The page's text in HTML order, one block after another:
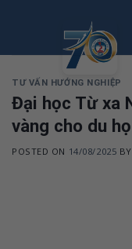
TƯ VẤN HƯỚNG NGHIỆP
Đại học Từ xa
vàng cho du
POSTED ON 14/08/2025